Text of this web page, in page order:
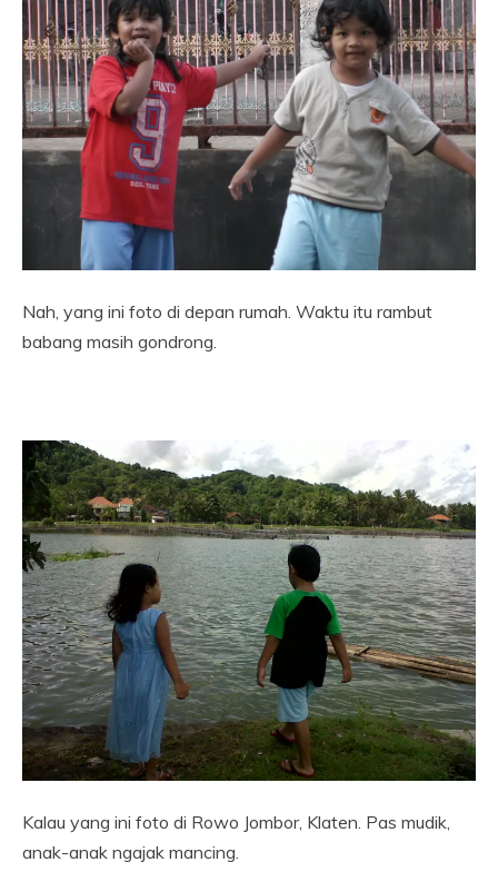
Nah, yang ini foto di depan rumah. Waktu itu rambut
babang masih gondrong.
Kalau yang ini foto di Rowo Jombor, Klaten. Pas mudik,
anak-anak ngajak mancing.